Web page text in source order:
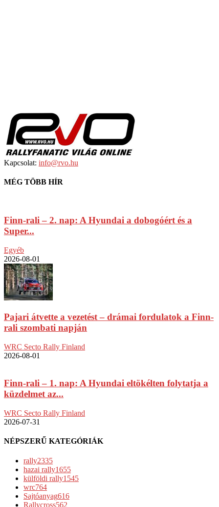
Kapcsolat: info@rvo.hu
MÉG TÖBB HÍR
Finn-rali – 2. nap: A Hyundai a dobogóért és a
Super...
Egyéb
2026-08-01
Pajari átvette a vezetést – drámai fordulatok a Finn-
rali szombati napján
WRC Secto Rally Finland
2026-08-01
Finn-rali – 1. nap: A Hyundai eltökélten folytatja a
küzdelmet az...
WRC Secto Rally Finland
2026-07-31
NÉPSZERŰ KATEGÓRIÁK
rally2335
hazai rally1655
külföldi rally1545
wrc764
Sajtóanyag616
Rallycross562